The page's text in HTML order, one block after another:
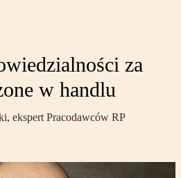
za
w handlu
ekspert Pracodawców RP